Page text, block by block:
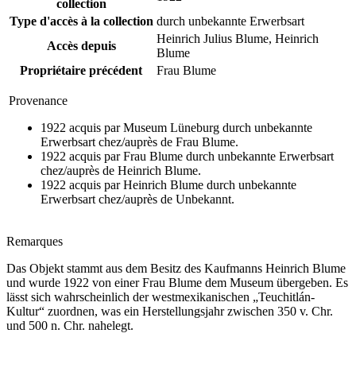
collection
Type d'accès à la collection durch unbekannte Erwerbsart
Accès depuis
Heinrich Julius Blume, Heinrich
Blume
Propriétaire précédent
Frau Blume
Provenance
1922 acquis par Museum Lüneburg durch unbekannte
Erwerbsart chez/auprès de Frau Blume.
1922 acquis par Frau Blume durch unbekannte Erwerbsart
chez/auprès de Heinrich Blume.
1922 acquis par Heinrich Blume durch unbekannte
Erwerbsart chez/auprès de Unbekannt.
Remarques
Das Objekt stammt aus dem Besitz des Kaufmanns Heinrich Blume
und wurde 1922 von einer Frau Blume dem Museum übergeben. Es
lässt sich wahrscheinlich der westmexikanischen „Teuchitlán-
Kultur“ zuordnen, was ein Herstellungsjahr zwischen 350 v. Chr.
und 500 n. Chr. nahelegt.